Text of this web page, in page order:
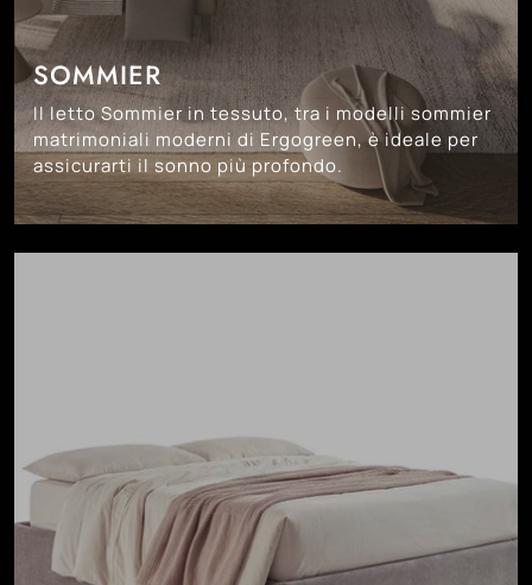
SOMMIER
Il letto Sommier in tessuto, tra i modelli sommier
matrimoniali moderni di Ergogreen, è ideale per
assicurarti il sonno più profondo.